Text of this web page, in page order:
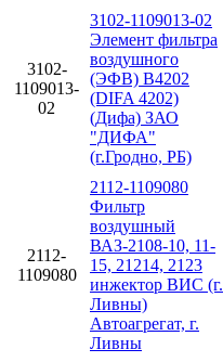
3102-
1109013-
02
3102-1109013-02
Элемент фильтра
воздушного
(ЭФВ) В4202
(DIFA 4202)
(Дифа) ЗАО
"ДИФА"
(г.Гродно, РБ)
2112-
1109080
2112-1109080
Фильтр
воздушный
ВАЗ-2108-10, 11-
15, 21214, 2123
инжектор ВИС (г.
Ливны)
Автоагрегат, г.
Ливны